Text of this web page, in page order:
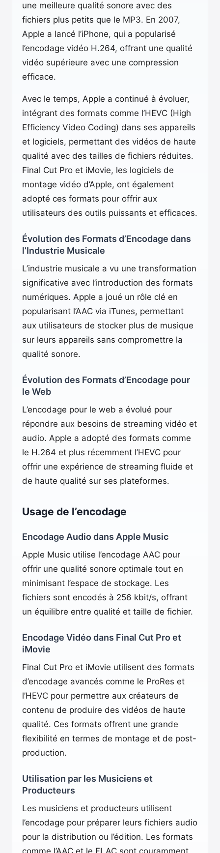
une meilleure qualité sonore avec des
fichiers plus petits que le MP3. En 2007,
Apple a lancé l’iPhone, qui a popularisé
l’encodage vidéo H.264, offrant une qualité
vidéo supérieure avec une compression
efficace.
Avec le temps, Apple a continué à évoluer,
intégrant des formats comme l’HEVC (High
Efficiency Video Coding) dans ses appareils
et logiciels, permettant des vidéos de haute
qualité avec des tailles de fichiers réduites.
Final Cut Pro et iMovie, les logiciels de
montage vidéo d’Apple, ont également
adopté ces formats pour offrir aux
utilisateurs des outils puissants et efficaces.
Évolution des Formats d’Encodage dans
l’Industrie Musicale
L’industrie musicale a vu une transformation
significative avec l’introduction des formats
numériques. Apple a joué un rôle clé en
popularisant l’AAC via iTunes, permettant
aux utilisateurs de stocker plus de musique
sur leurs appareils sans compromettre la
qualité sonore.
Évolution des Formats d’Encodage pour
le Web
L’encodage pour le web a évolué pour
répondre aux besoins de streaming vidéo et
audio. Apple a adopté des formats comme
le H.264 et plus récemment l’HEVC pour
offrir une expérience de streaming fluide et
de haute qualité sur ses plateformes.
Usage de l’encodage
Encodage Audio dans Apple Music
Apple Music utilise l’encodage AAC pour
offrir une qualité sonore optimale tout en
minimisant l’espace de stockage. Les
fichiers sont encodés à 256 kbit/s, offrant
un équilibre entre qualité et taille de fichier.
Encodage Vidéo dans Final Cut Pro et
iMovie
Final Cut Pro et iMovie utilisent des formats
d’encodage avancés comme le ProRes et
l’HEVC pour permettre aux créateurs de
contenu de produire des vidéos de haute
qualité. Ces formats offrent une grande
flexibilité en termes de montage et de post-
production.
Utilisation par les Musiciens et
Producteurs
Les musiciens et producteurs utilisent
l’encodage pour préparer leurs fichiers audio
pour la distribution ou l’édition. Les formats
comme l’AAC et le FLAC sont couramment